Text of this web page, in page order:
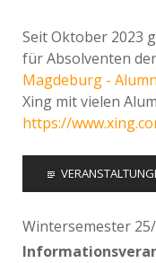
Seit Oktober 2023
für Absolventen
Magdeburg -
Xing mit vielen
https://
Wintersemester